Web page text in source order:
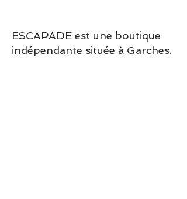
ESCAPADE est une boutique
indépendante située à Garches.